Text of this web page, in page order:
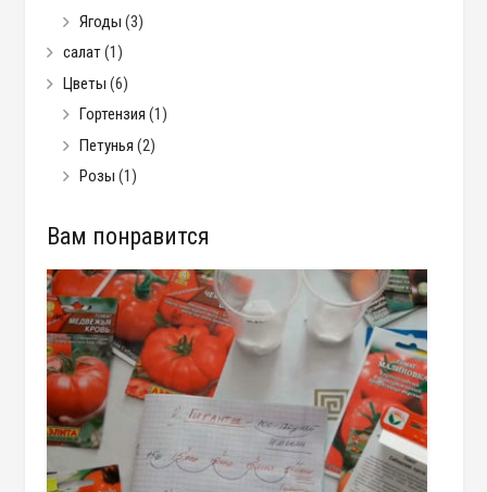
Ягоды (3)
салат(1)
Цветы (6)
Гортензия (1)
Петунья (2)
Розы (1)
Вам понравится